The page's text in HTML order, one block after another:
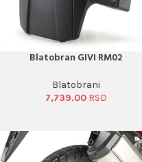
PORUČI ODMAH
Blatobran GIVI RM02
Blatobrani
7,739.00